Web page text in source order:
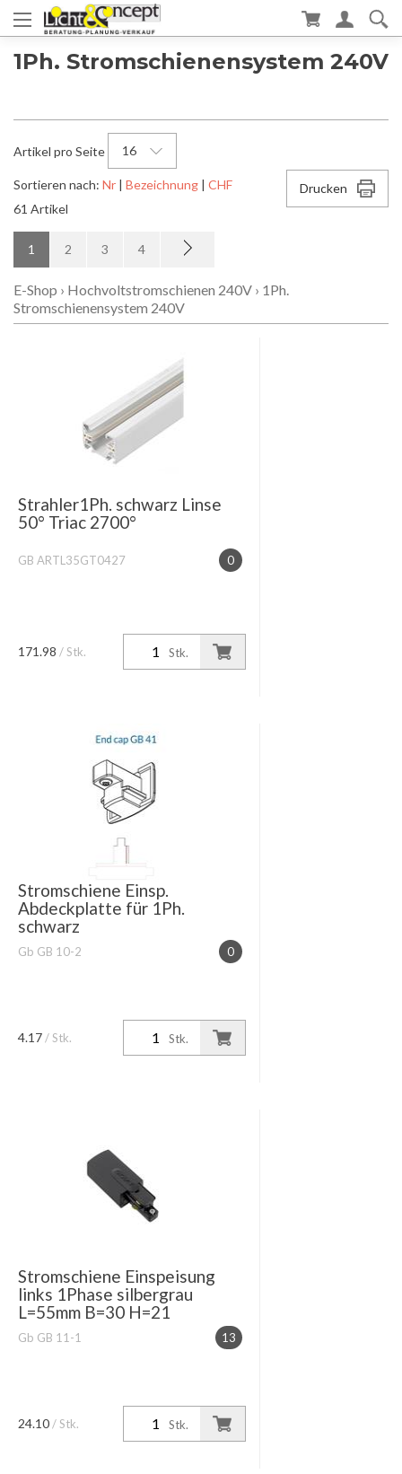
1Ph. Stromschienensystem 240V
Artikel pro Seite 16
Drucken
Sortieren nach: Nr | Bezeichnung | CHF
61 Artikel
1 2 3 4
E-Shop › Hochvoltstromschienen 240V › 1Ph.
Stromschienensystem 240V
Strahler1Ph. schwarz Linse
50° Triac 2700°
0
GB ARTL35GT0427
Stk.
171.98 / Stk.
Stromschiene Einsp.
Abdeckplatte für 1Ph.
schwarz
0
Gb GB 10-2
Stk.
4.17 / Stk.
Stromschiene Einspeisung
links 1Phase silbergrau
L=55mm B=30 H=21
13
Gb GB 11-1
Stk.
24.10 / Stk.